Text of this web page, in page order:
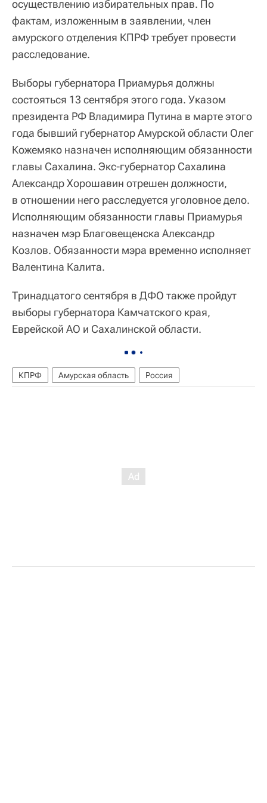
осуществлению избирательных прав. По
фактам, изложенным в заявлении, член
амурского отделения КПРФ требует провести
расследование.
Выборы губернатора Приамурья должны
состояться 13 сентября этого года. Указом
президента РФ Владимира Путина в марте этого
года бывший губернатор Амурской области Олег
Кожемяко назначен исполняющим обязанности
главы Сахалина. Экс-губернатор Сахалина
Александр Хорошавин отрешен должности,
в отношении него расследуется уголовное дело.
Исполняющим обязанности главы Приамурья
назначен мэр Благовещенска Александр
Козлов. Обязанности мэра временно исполняет
Валентина Калита.
Тринадцатого сентября в ДФО также пройдут
выборы губернатора Камчатского края,
Еврейской АО и Сахалинской области.
КПРФ Амурская область Россия